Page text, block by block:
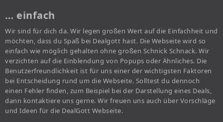
… einfach
Wir sind für dich da. Wir legen großen Wert auf die Einfachheit und
möchten, dass du Spaß bei Dealgott hast. Die Webseite wird so
einfach wie möglich gehalten ohne großen Schnick Schnack. Wir
verzichten auf die Einblendung von Popups oder Ähnliches. Die
Benutzerfreundlichkeit ist für uns einer der wichtigsten Faktoren
bei Entscheidung rund um die Webseite. Solltest du dennoch
einen Fehler finden, zum Beispiel bei der Darstellung eines Deals,
dann kontaktiere uns gerne. Wir freuen uns auch über Vorschläge
und Ideen für die DealGott Webseite.